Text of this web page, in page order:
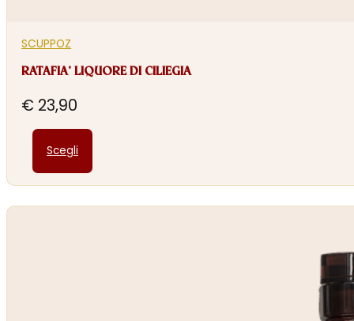
SCUPPOZ
RATAFIA’ LIQUORE DI CILIEGIA
€ 23,90
Scegli
prodotto
ha
più